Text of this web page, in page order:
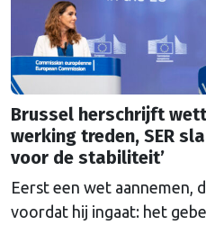
Brussel herschrijft
werking treden, SER
voor de stabiliteit’
Eerst een wet aannemen,
voordat hij ingaat: het